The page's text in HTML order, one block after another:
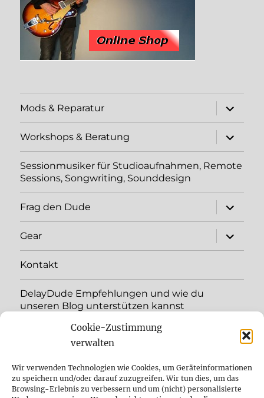
Cookie-Zustimmung
verwalten
Wir verwenden Technologien wie Cookies, um Geräteinformationen
zu speichern und/oder darauf zuzugreifen. Wir tun dies, um das
Browsing-Erlebnis zu verbessern und um (nicht) personalisierte
Mods & Reparatur
öffnen
Workshops & Beratung
öffnen
Sessionmusiker für Studioaufnahmen, Remote
Sessions, Songwriting, Sounddesign
Frag den Dude
öffnen
Gear
öffnen
Kontakt
DelayDude Empfehlungen und wie du
unseren Blog unterstützen kannst
öffnen
YouTube
Instagram